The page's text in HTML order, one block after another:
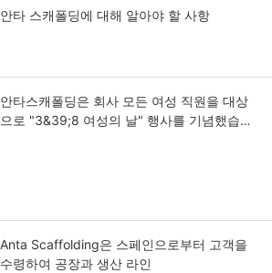
안타 스캐폴딩에 대해 알아야 할 사항
안타스캐폴딩은 회사 모든 여성 직원을 대상
으로 "3&39;8 여성의 날" 행사를 기념했습니
Anta Scaffolding은 스페인으로부터 고객을
수령하여 공장과 생산 라인